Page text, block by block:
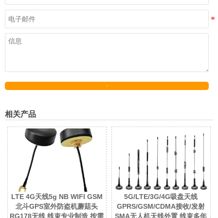
相关产品
LTE 4G天线5g NB WIFI GSM
北斗GPS室外防盗机蘑菇头
RG178无线 线束专业制造 按需
5G/LTE/3G/4G吸盘天线
GPRS/GSM/CDMA接收/发射
SMA无人机天线外置 线束多年